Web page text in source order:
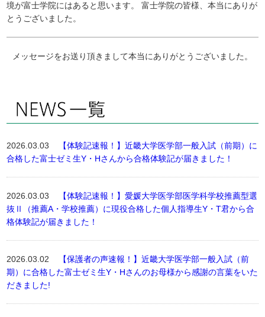
境が富士学院にはあると思います。 富士学院の皆様、本当にありが
とうございました。
メッセージをお送り頂きまして本当にありがとうございました。
2026.03.03
【体験記速報！】近畿大学医学部一般入試（前期）に
合格した富士ゼミ生Y・Hさんから合格体験記が届きました！
2026.03.03
【体験記速報！】愛媛大学医学部医学科学校推薦型選
抜Ⅱ（推薦A・学校推薦）に現役合格した個人指導生Y・T君から合
格体験記が届きました！
2026.03.02
【保護者の声速報！】近畿大学医学部一般入試（前
期）に合格した富士ゼミ生Y・Hさんのお母様から感謝の言葉をいた
だきました!